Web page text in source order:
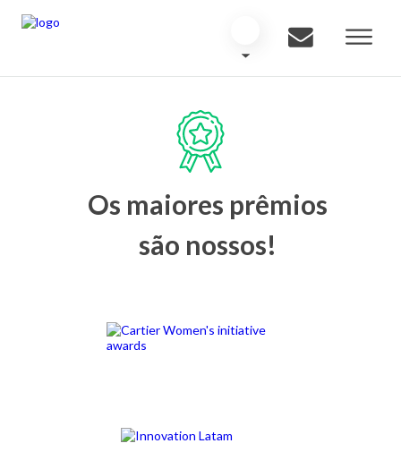
Os maiores prêmios
são nossos!